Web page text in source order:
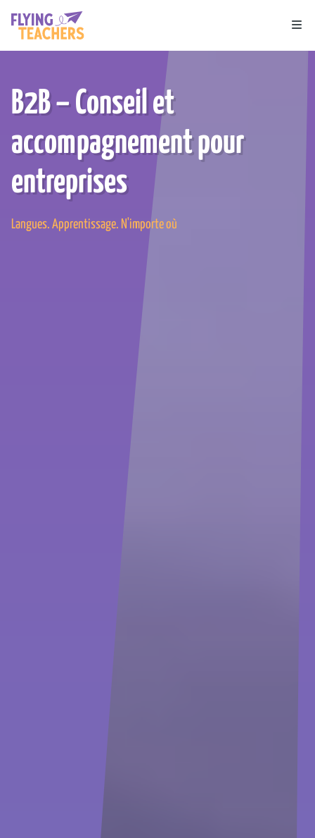
Flying Teachers
B2B – Conseil et
accompagnement pour
entreprises
Langues. Apprentissage. N'importe où